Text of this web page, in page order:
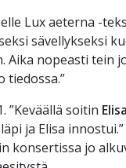
Lux aeterna -
sävellykseksi
Aika nopeasti tein
tiedossa.”
”Keväällä soitin
ja Elisa
konsertissa jo